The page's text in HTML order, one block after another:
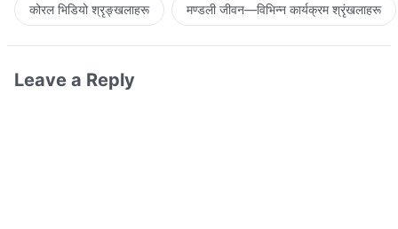
कोरल भिडियो श्रृङ्खलाहरू मण्डली जीवन—विभिन्‍न कार्यक्रम श्रृंखलाहरू
Leave a Reply